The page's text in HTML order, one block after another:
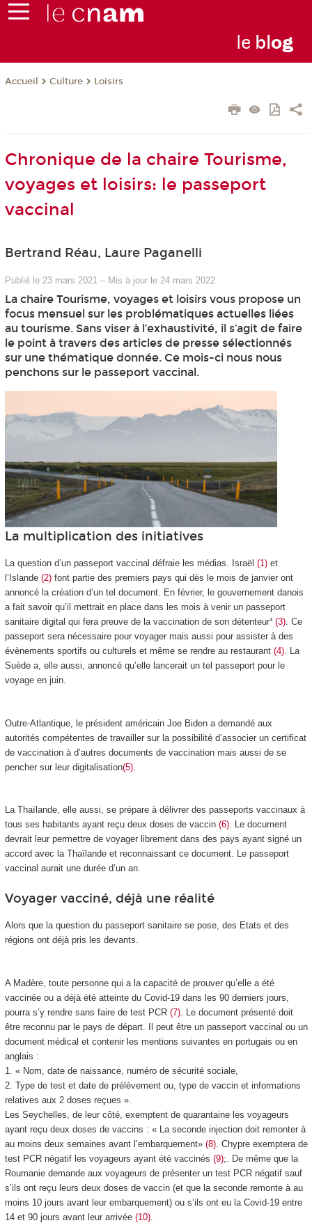
le blog
Accueil Culture Loisirs
Chronique de la chaire Tourisme,
voyages et loisirs: le passeport
vaccinal
Bertrand Réau, Laure Paganelli
Publié le 23 mars 2021 – Mis à jour le 24 mars 2022
La chaire Tourisme, voyages et loisirs vous propose un
focus mensuel sur les problématiques actuelles liées
au tourisme. Sans viser à l’exhaustivité, il s’agit de faire
le point à travers des articles de presse sélectionnés
sur une thématique donnée. Ce mois-ci nous nous
penchons sur le passeport vaccinal.
La multiplication des initiatives
La question d’un passeport vaccinal défraie les médias. Israël (1)et
l’Islande (2)font partie des premiers pays qui dès le mois de janvier ont
annoncé la création d’un tel document. En février, le gouvernement danois
a fait savoir qu’il mettrait en place dans les mois à venir un passeport
sanitaire digital qui fera preuve de la vaccination de son détenteur³ (3). Ce
passeport sera nécessaire pour voyager mais aussi pour assister à des
évènements sportifs ou culturels et même se rendre au restaurant (4). La
Suède a, elle aussi, annoncé qu’elle lancerait un tel passeport pour le
voyage en juin.
Outre-Atlantique, le président américain Joe Biden a demandé aux
autorités compétentes de travailler sur la possibilité d’associer un certificat
de vaccination à d’autres documents de vaccination mais aussi de se
pencher sur leur digitalisation(5).
La Thaïlande, elle aussi, se prépare à délivrer des passeports vaccinaux à
tous ses habitants ayant reçu deux doses de vaccin (6). Le document
devrait leur permettre de voyager librement dans des pays ayant signé un
accord avec la Thaïlande et reconnaissant ce document. Le passeport
vaccinal aurait une durée d’un an.
Voyager vacciné, déjà une réalité
Alors que la question du passeport sanitaire se pose, des Etats et des
régions ont déjà pris les devants.
A Madère, toute personne qui a la capacité de prouver qu’elle a été
vaccinée ou a déjà été atteinte du Covid-19 dans les 90 derniers jours,
pourra s’y rendre sans faire de test PCR (7). Le document présenté doit
être reconnu par le pays de départ. Il peut être un passeport vaccinal ou un
document médical et contenir les mentions suivantes en portugais ou en
anglais :
1. « Nom, date de naissance, numéro de sécurité sociale,
2. Type de test et date de prélèvement ou, type de vaccin et informations
relatives aux 2 doses reçues ».
Les Seychelles, de leur côté, exemptent de quarantaine les voyageurs
ayant reçu deux doses de vaccins : « La seconde injection doit remonter à
au moins deux semaines avant l’embarquement» (8). Chypre exemptera de
test PCR négatif les voyageurs ayant été vaccinés (9);. De même que la
Roumanie demande aux voyageurs de présenter un test PCR négatif sauf
s’ils ont reçu leurs deux doses de vaccin (et que la seconde remonte à au
moins 10 jours avant leur embarquement) ou s’ils ont eu la Covid-19 entre
14 et 90 jours avant leur arrivée (10).